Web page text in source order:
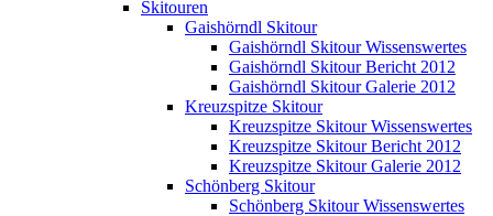
Skitouren
Gaishörndl Skitour
Gaishörndl Skitour Wissenswertes
Gaishörndl Skitour Bericht 2012
Gaishörndl Skitour Galerie 2012
Kreuzspitze Skitour
Kreuzspitze Skitour Wissenswertes
Kreuzspitze Skitour Bericht 2012
Kreuzspitze Skitour Galerie 2012
Schönberg Skitour
Schönberg Skitour Wissenswertes